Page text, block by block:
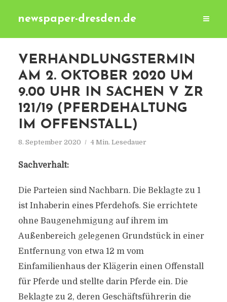
newspaper-dresden.de
VERHANDLUNGSTERMIN
AM 2. OKTOBER 2020 UM
9.00 UHR IN SACHEN V ZR
121/19 (PFERDEHALTUNG
IM OFFENSTALL)
8. September 2020 4 Min. Lesedauer
Sachverhalt:
Die Parteien sind Nachbarn. Die Beklagte zu 1
ist Inhaberin eines Pferdehofs. Sie errichtete
ohne Baugenehmigung auf ihrem im
Außenbereich gelegenen Grundstück in einer
Entfernung von etwa 12 m vom
Einfamilienhaus der Klägerin einen Offenstall
für Pferde und stellte darin Pferde ein. Die
Beklagte zu 2, deren Geschäftsführerin die